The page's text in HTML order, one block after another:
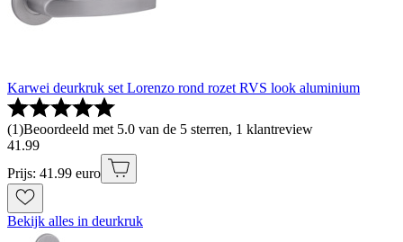
Karwei deurkruk set Lorenzo rond rozet RVS look aluminium
(1)Beoordeeld met 5.0 van de 5 sterren, 1 klantreview
41 .99
Prijs: 41.99 euro
Bekijk alles in deurkruk